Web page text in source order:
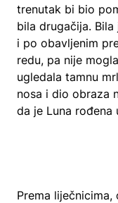
trenutak bi bio
bila drugačija.
i po obavljenim
redu, pa nije
ugledala tamnu
nosa i dio obraza
da je Luna rođena
Prema